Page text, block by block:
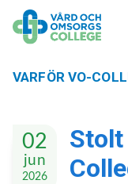
VARFÖR VO-
02
jun
2026
Stolt